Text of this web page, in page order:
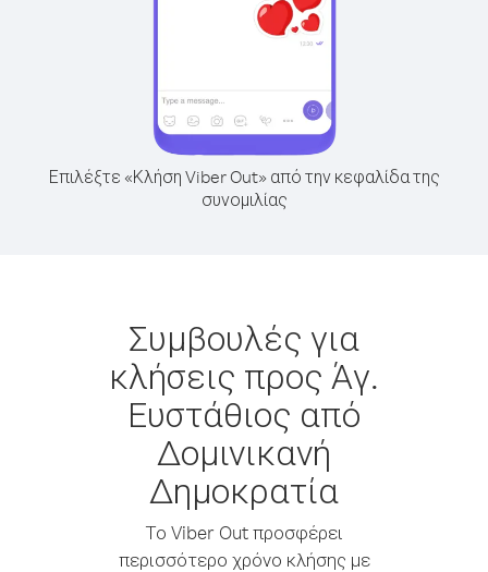
Επιλέξτε «Κλήση Viber Out» από την κεφαλίδα της
συνομιλίας
Συμβουλές για
κλήσεις προς Άγ.
Ευστάθιος από
Δομινικανή
Δημοκρατία
Το Viber Out προσφέρει
περισσότερο χρόνο κλήσης με